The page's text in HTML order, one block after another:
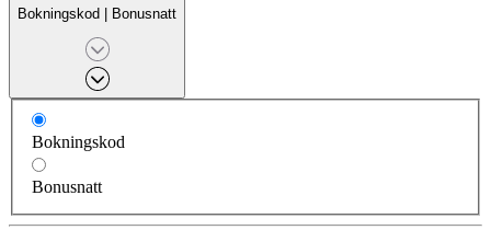
Bokningskod | Bonusnatt
Bokningskod
Bonusnatt